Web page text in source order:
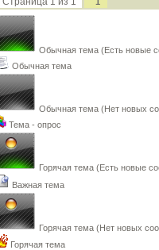
Обычная тема (Есть новые
Обычная тема
Обычная тема (Нет новых
Тема - опрос
Горячая тема (Есть новые
Важная тема
Горячая тема (Нет новых
Горячая тема